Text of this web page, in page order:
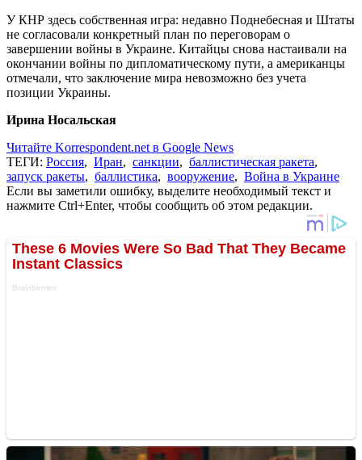
У КНР здесь собственная игра: недавно Поднебесная и Штаты
не согласовали конкретный план по переговорам о
завершении войны в Украине. Китайцы снова настаивали на
окончании войны по дипломатическому пути, а американцы
отмечали, что заключение мира невозможно без учета
позиции Украины.
Ирина Носальская
Читайте Korrespondent.net в Google News
ТЕГИ: Россия, Иран, санкции, баллистическая ракета,
запуск ракеты, баллистика, вооружение, Война в Украине
Если вы заметили ошибку, выделите необходимый текст и
нажмите Ctrl+Enter, чтобы сообщить об этом редакции.